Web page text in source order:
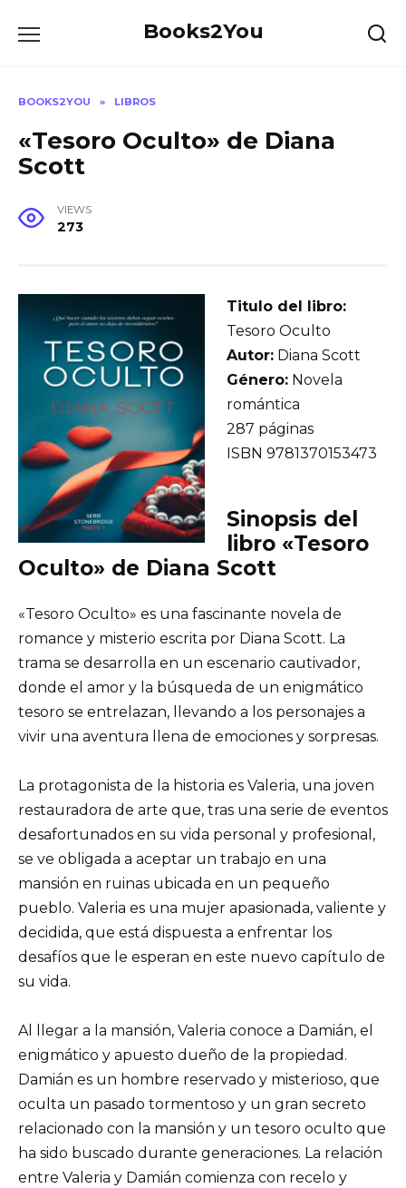
Books2You
BOOKS2YOU » LIBROS
«Tesoro Oculto» de Diana
Scott
VIEWS
273
Titulo del libro:
Tesoro Oculto
Autor: Diana Scott
Género: Novela
romántica
287 páginas
ISBN 9781370153473
Sinopsis del
libro «Tesoro
Oculto» de Diana Scott
«Tesoro Oculto» es una fascinante novela de
romance y misterio escrita por Diana Scott. La
trama se desarrolla en un escenario cautivador,
donde el amor y la búsqueda de un enigmático
tesoro se entrelazan, llevando a los personajes a
vivir una aventura llena de emociones y sorpresas.
La protagonista de la historia es Valeria, una joven
restauradora de arte que, tras una serie de eventos
desafortunados en su vida personal y profesional,
se ve obligada a aceptar un trabajo en una
mansión en ruinas ubicada en un pequeño
pueblo. Valeria es una mujer apasionada, valiente y
decidida, que está dispuesta a enfrentar los
desafíos que le esperan en este nuevo capítulo de
su vida.
Al llegar a la mansión, Valeria conoce a Damián, el
enigmático y apuesto dueño de la propiedad.
Damián es un hombre reservado y misterioso, que
oculta un pasado tormentoso y un gran secreto
relacionado con la mansión y un tesoro oculto que
ha sido buscado durante generaciones. La relación
entre Valeria y Damián comienza con recelo y